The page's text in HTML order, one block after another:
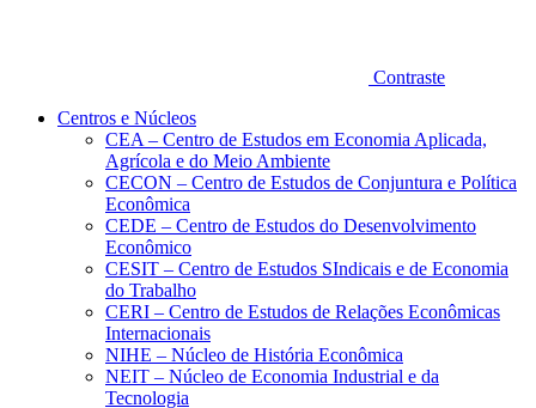
Contraste
Centros e Núcleos
CEA – Centro de Estudos em Economia Aplicada,
Agrícola e do Meio Ambiente
CECON – Centro de Estudos de Conjuntura e Política
Econômica
CEDE – Centro de Estudos do Desenvolvimento
Econômico
CESIT – Centro de Estudos SIndicais e de Economia
do Trabalho
CERI – Centro de Estudos de Relações Econômicas
Internacionais
NIHE – Núcleo de História Econômica
NEIT – Núcleo de Economia Industrial e da
Tecnologia